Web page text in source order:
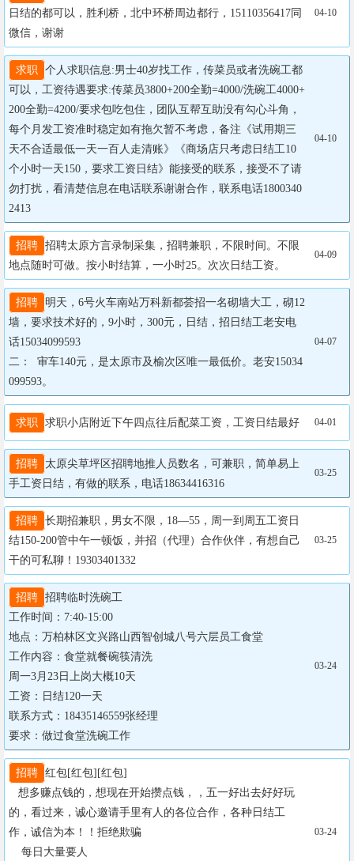
日结的都可以，胜利桥，北中环桥周边都行，15110356417同
微信，谢谢
04-10
求职
个人求职信息:男士40岁找工作，传菜员或者洗碗工都
可以，工资待遇要求:传菜员3800+200全勤=4000/洗碗工4000+
200全勤=4200/要求包吃包住，团队互帮互助没有勾心斗角，
每个月发工资准时稳定如有拖欠暂不考虑，备注《试用期三
天不合适最低一天一百人走清账》《商场店只考虑日结工10
个小时一天150，要求工资日结》能接受的联系，接受不了请
勿打扰，看清楚信息在电话联系谢谢合作，联系电话1800340
2413
04-10
招聘 招聘太原方言录制采集，招聘兼职，不限时间。不限
地点随时可做。按小时结算，一小时25。次次日结工资。
04-09
招聘
明天，6号火车南站万科新都荟招一名砌墙大工，砌12
墙，要求技术好的，9小时，300元，日结，招日结工老安电
话15034099593
二：  审车140元，是太原市及榆次区唯一最低价。老安15034
099593。
04-07
求职 求职小店附近下午四点往后配菜工资，工资日结最好 04-01
招聘
太原尖草坪区招聘地推人员数名，可兼职，简单易上
手工资日结，有做的联系，电话18634416316
03-25
招聘 长期招兼职，男女不限，18—55，周一到周五工资日
结150-200管中午一顿饭，并招（代理）合作伙伴，有想自己
干的可私聊！19303401332
03-25
招聘 招聘临时洗碗工
工作时间：7:40-15:00
地点：万柏林区文兴路山西智创城八号六层员工食堂
工作内容：食堂就餐碗筷清洗
周一3月23日上岗大概10天
工资：日结120一天
联系方式：18435146559张经理
要求：做过食堂洗碗工作
03-24
招聘 红包[红包][红包]
的，看过来，诚心邀请手里有人的各位合作，各种日结工
作，诚信为本！！拒绝欺骗
03-24